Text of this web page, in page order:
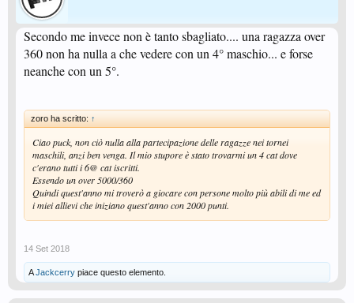
Secondo me invece non è tanto sbagliato.... una ragazza over
360 non ha nulla a che vedere con un 4° maschio... e forse
neanche con un 5°.
zoro ha scritto: ↑
Ciao puck, non ciò nulla alla partecipazione delle ragazze nei tornei
maschili, anzi ben venga. Il mio stupore è stato trovarmi un 4 cat dove
c'erano tutti i 6@ cat iscritti.
Essendo un over 5000/360
Quindi quest'anno mi troverò a giocare con persone molto più abili di me ed
i miei allievi che iniziano quest'anno con 2000 punti.
14 Set 2018
AJackcerry piace questo elemento.